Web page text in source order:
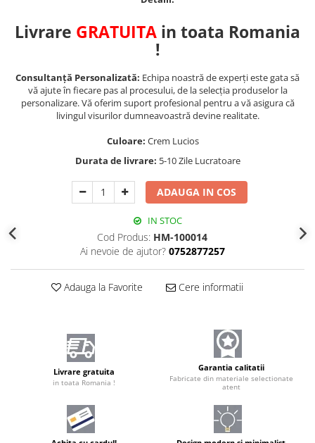
Livrare GRATUITA in toata Romania
!
Consultanță Personalizată: Echipa noastră de experți este gata să
vă ajute în fiecare pas al procesului, de la selecția produselor la
personalizare. Vă oferim suport profesional pentru a vă asigura că
livingul visurilor dumneavoastră devine realitate.
Culoare: Crem Lucios
Durata de livrare: 5-10 Zile Lucratoare
ADAUGA IN COS
IN STOC
Cod Produs: HM-100014
Ai nevoie de ajutor? 0752877257
Adauga la Favorite Cere informatii
Livrare gratuita
in toata Romania !
Garantia calitatii
Fabricate din materiale selectionate
atent